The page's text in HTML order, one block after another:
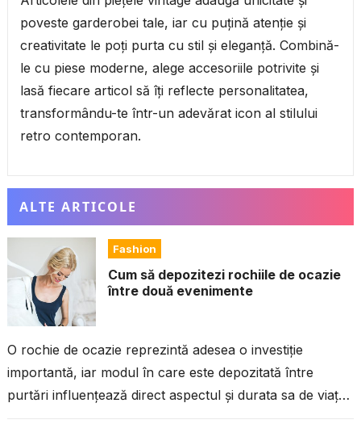
poveste garderobei tale, iar cu puțină atenție și
creativitate le poți purta cu stil și eleganță. Combină-
le cu piese moderne, alege accesoriile potrivite și
lasă fiecare articol să îți reflecte personalitatea,
transformându-te într-un adevărat icon al stilului
retro contemporan.
ALTE ARTICOLE
Fashion
Cum să depozitezi rochiile de ocazie
între două evenimente
O rochie de ocazie reprezintă adesea o investiție
importantă, iar modul în care este depozitată între
purtări influențează direct aspectul și durata sa de viață.